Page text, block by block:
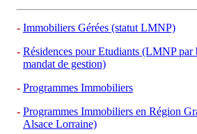
Immobiliers Gérées (statut LMNP)
Résidences pour Etudiants (LMNP par
mandat de gestion)
Programmes Immobiliers
Programmes Immobiliers en Région
Alsace Lorraine)